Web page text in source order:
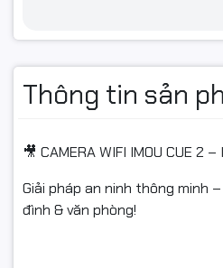
Thông tin sản
🎥 CAMERA WIFI IMOU CUE 2
Giải pháp an ninh thông minh
đình & văn phòng!